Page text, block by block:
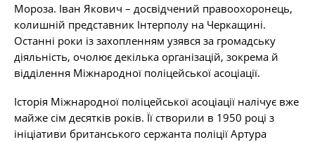
Мороза. Іван Якович – досвідчений правоохоронець,
колишній представник Інтерполу на Черкащині.
Останні роки із захопленням узявся за громадську
діяльність, очолює декілька організацій, зокрема й
відділення Міжнародної поліцейської асоціації.
Історія Міжнародної поліцейської асоціації налічує вже
майже сім десятків років. Її створили в 1950 році з
ініціативи британського сержанта поліції Артура